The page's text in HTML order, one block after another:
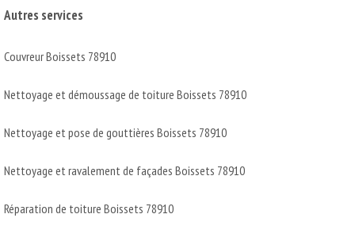
Autres services
Couvreur Boissets 78910
Nettoyage et démoussage de toiture Boissets 78910
Nettoyage et pose de gouttières Boissets 78910
Nettoyage et ravalement de façades Boissets 78910
Réparation de toiture Boissets 78910